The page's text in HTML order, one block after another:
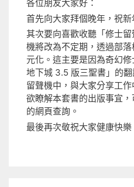
各位朋友大家好：
首先向大家拜個晚年，祝新
其次要向喜歡收聽「修士
機將改為不定期，透過部
元化。這主要是因為奇幻
地下城 3.5 版三聖書」的
留聲機中，與大家分享工
欲瞭解本套書的出版事宜，
的網頁查詢。
最後再次敬祝大家健康快樂